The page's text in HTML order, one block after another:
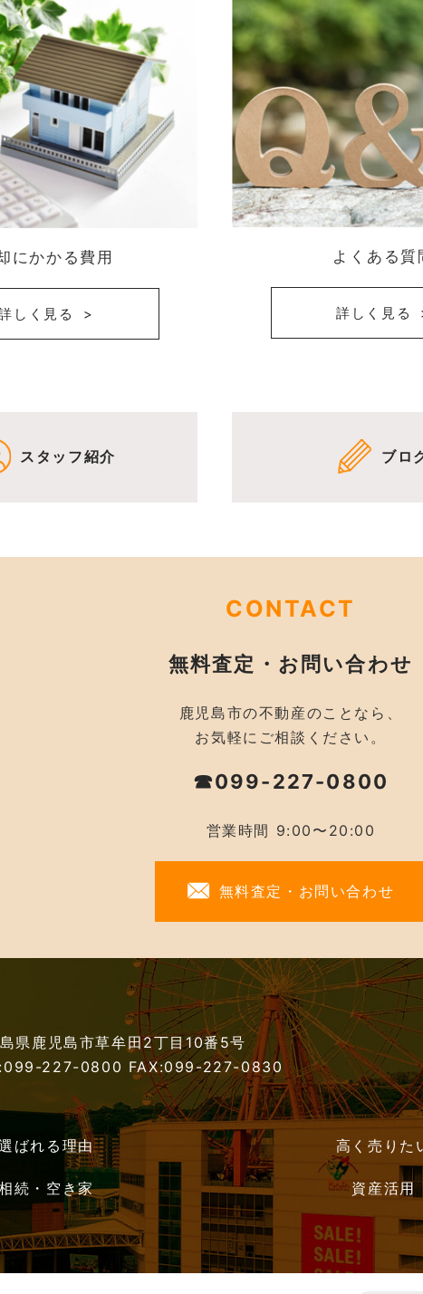
にかかる費用
しく見る
よくある質
詳しく見る
スタッフ紹介 ブロ
CONTACT
無料査定・お問い合わせ
鹿児島市の不動産のことなら、
お気軽にご相談ください。
☎099-227-0800
営業時間 9:00〜20:00
無料査定・お問い合わせ
県鹿児島市草牟田2丁目10番5号
227-0800 FAX:099-227-0830
ばれる理由 高く売りた
続・空き家 資産活用